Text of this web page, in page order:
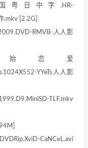
日中字.HR-
.mkv [2.2G]
RMVB-人人影
恋爱
YYeTs人人影
TLF.mkv
CaNCeL.avi